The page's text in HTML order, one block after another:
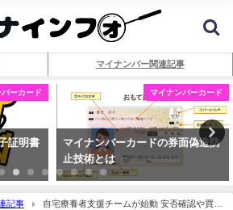
マイナンバー関連記事
ーカード
証明書
マイナンバーカード
マイナンバーカードの券面偽造防
止技術とは
記事
自宅療養者支援チームが始動 安否確認や買い